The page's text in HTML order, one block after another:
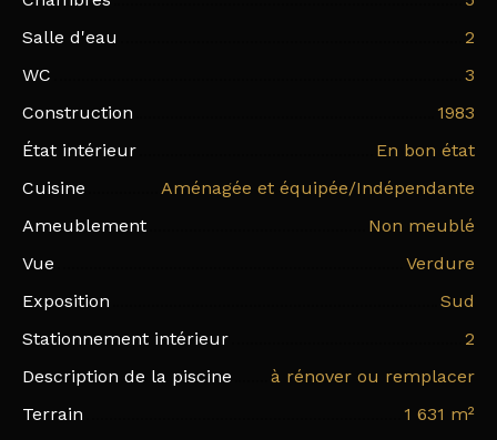
Salle d'eau
2
WC
3
Construction
1983
État intérieur
En bon état
Cuisine
Aménagée et équipée/Indépendante
Ameublement
Non meublé
Vue
Verdure
Exposition
Sud
Stationnement intérieur
2
Description de la piscine
à rénover ou remplacer
Terrain
1 631 m²